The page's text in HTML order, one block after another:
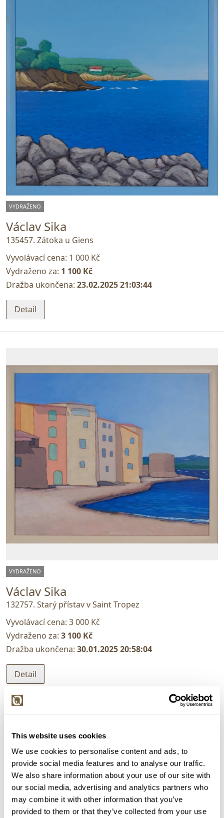
This website uses cookies
We use cookies to personalise content and ads, to
provide social media features and to analyse our traffic.
We also share information about your use of our site with
our social media, advertising and analytics partners who
may combine it with other information that you’ve
provided to them or that they’ve collected from your use
VYDRAŽENO
Václav Sika
135457. Zátoka u Giens
Vyvolávací cena: 1 000 Kč
Vydraženo za: 1 100 Kč
Dražba ukončena: 23.02.2025 21:03:44
Detail
VYDRAŽENO
Václav Sika
132757. Starý přístav v Saint Tropez
Vyvolávací cena: 3 000 Kč
Vydraženo za: 3 100 Kč
Dražba ukončena: 30.01.2025 20:58:04
Detail